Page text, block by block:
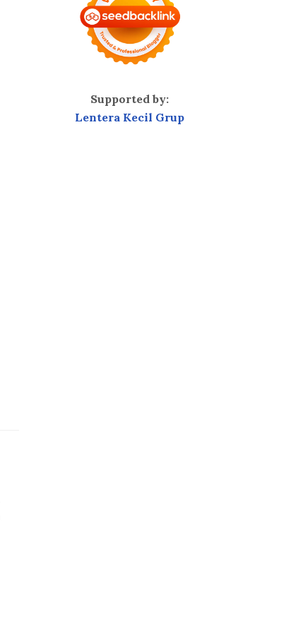
Supported by:
Lentera Kecil Grup